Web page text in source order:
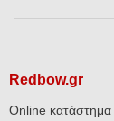
Redbow.gr
Online